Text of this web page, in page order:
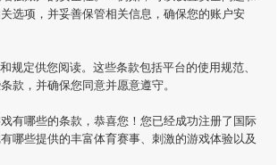
选项，并妥善保管相关信息，确保您的账户安
规定供您阅读。这些条款包括平台的使用规范、
款，并确保您同意并愿意遵守。
有哪些的条款，恭喜您！您已经成功注册了国际
哪些提供的丰富体育赛事、刺激的游戏体验以及